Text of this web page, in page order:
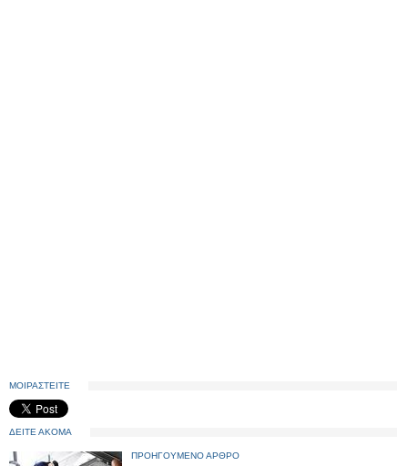
ΜΟΙΡΑΣΤΕΙΤΕ
ΔΕΙΤΕ ΑΚΟΜΑ
ΠΡΟΗΓΟΥΜΕΝΟ ΑΡΘΡΟ